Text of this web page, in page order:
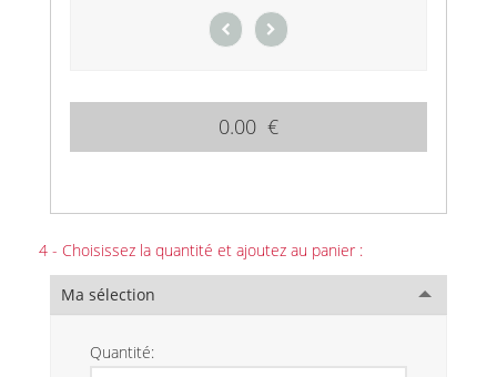
0.00 €
4 - Choisissez la quantité et ajoutez au panier :
Ma sélection
Quantité: